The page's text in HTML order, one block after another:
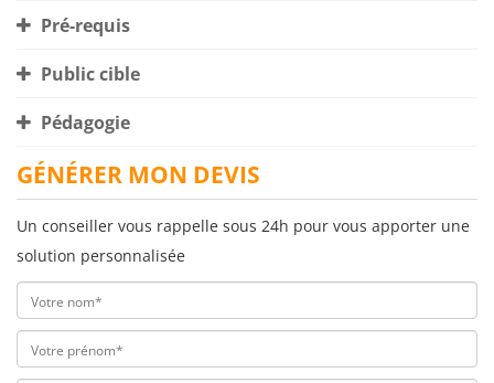
Pré-requis
Public cible
Pédagogie
GÉNÉRER MON DEVIS
Un conseiller vous rappelle sous 24h pour vous apporter une
solution personnalisée